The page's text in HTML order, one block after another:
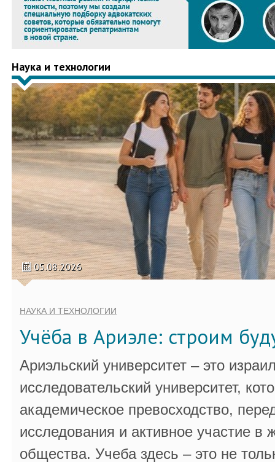
Наука и технологии
05.08.2026
НАУКА И ТЕХНОЛОГИИ
Учёба в Ариэле: строим
Ариэльский университет – это
исследовательский университет,
академическое превосходство,
исследования и активное участие в
общества. Учеба здесь – это не